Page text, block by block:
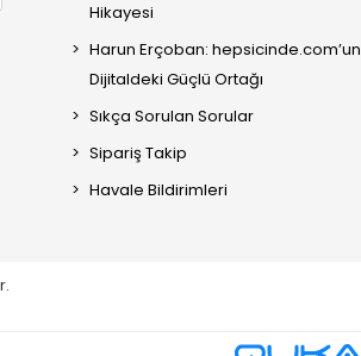
Hikayesi
Harun Erçoban: hepsicinde.com’un
Dijitaldeki Güçlü Ortağı
Sıkça Sorulan Sorular
Sipariş Takip
Havale Bildirimleri